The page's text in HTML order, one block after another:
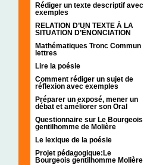
Rédiger un texte descriptif avec
exemples
RELATION D’UN TEXTE À LA
SITUATION D’ÉNONCIATION
Mathématiques Tronc Commun
lettres
Lire la poésie
Comment rédiger un sujet de
réflexion avec exemples
Préparer un exposé, mener un
débat et améliorer son Oral
Questionnaire sur Le Bourgeois
gentilhomme de Molière
Le lexique de la poésie
Projet pédagogique:Le
Bourgeois gentilhomme Molière